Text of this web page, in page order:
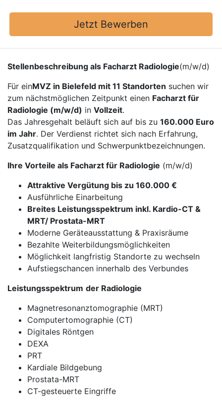
Jetzt Bewerben
Stellenbeschreibung als Facharzt Radiologie(m/w/d)
Für einMVZ in Bielefeld mit 11 Standorten suchen wir
zum nächstmöglichen Zeitpunkt einen Facharzt für
Radiologie (m/w/d) in Vollzeit.
Das Jahresgehalt beläuft sich auf bis zu 160.000 Euro
im Jahr. Der Verdienst richtet sich nach Erfahrung,
Zusatzqualifikation und Schwerpunktbezeichnungen.
Ihre Vorteile als Facharzt für Radiologie (m/w/d)
Attraktive Vergütung bis zu 160.000 €
Ausführliche Einarbeitung
Breites Leistungsspektrum inkl. Kardio-CT &
MRT/ Prostata-MRT
Moderne Geräteausstattung & Praxisräume
Bezahlte Weiterbildungsmöglichkeiten
Möglichkeit langfristig Standorte zu wechseln
Aufstiegschancen innerhalb des Verbundes
Leistungsspektrum der Radiologie
Magnetresonanztomographie (MRT)
Computertomographie (CT)
Digitales Röntgen
DEXA
PRT
Kardiale Bildgebung
Prostata-MRT
CT-gesteuerte Eingriffe